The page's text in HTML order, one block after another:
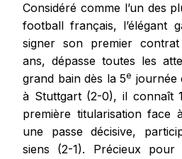
Considéré comme l’un des
football français, l’élégant
signer son premier
ans, dépasse toutes les
grand bain dès la 5e journée
à Stuttgart (2-0), il connaît
première titularisation face
une passe décisive,
siens (2-1). Précieux